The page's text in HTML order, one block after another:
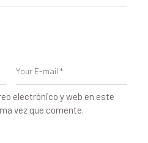
electrónico y web en este
vez que comente.